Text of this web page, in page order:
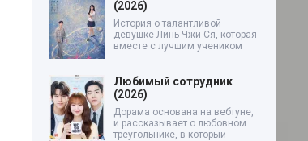
(2026)
История о талантливой
девушке Линь Чжи Ся, которая
вместе с лучшим учеником
Любимый сотрудник
(2026)
Дорама основана на вебтуне,
и рассказывает о любовном
треугольнике, в который